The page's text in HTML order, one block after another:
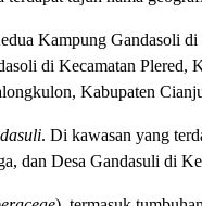
Kampung Gandasoli di
di Kecamatan
Kabupaten
. Di kawasan yang
dan Desa Gandasuli di